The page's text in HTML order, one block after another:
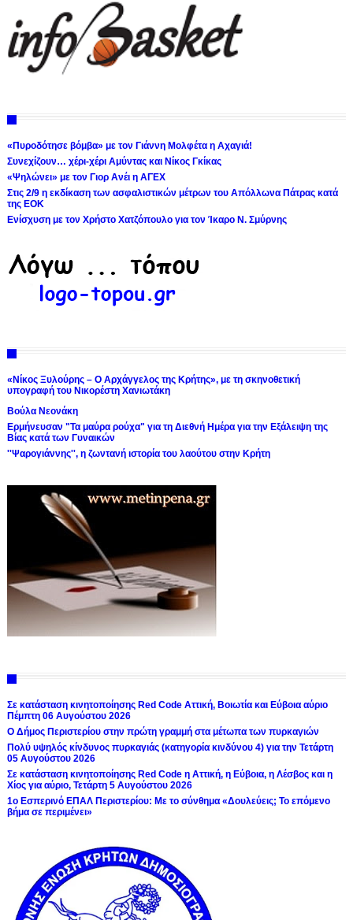
«Πυροδότησε βόμβα» με τον Γιάννη Μολφέτα η Αχαγιά!
Συνεχίζουν… χέρι-χέρι Αμύντας και Νίκος Γκίκας
«Ψηλώνει» με τον Γιορ Ανέι η ΑΓΕΧ
Στις 2/9 η εκδίκαση των ασφαλιστικών μέτρων του Απόλλωνα Πάτρας κατά
της ΕΟΚ
Ενίσχυση με τον Χρήστο Χατζόπουλο για τον Ίκαρο Ν. Σμύρνης
«Νίκος Ξυλούρης – Ο Αρχάγγελος της Κρήτης», με τη σκηνοθετική
υπογραφή του Νικορέστη Χανιωτάκη
Βούλα Νεονάκη
Ερμήνευσαν "Τα μαύρα ρούχα" για τη Διεθνή Ημέρα για την Εξάλειψη της
Βίας κατά των Γυναικών
''Ψαρογιάννης'', η ζωντανή ιστορία του λαούτου στην Κρήτη
Σε κατάσταση κινητοποίησης Red Code Αττική, Βοιωτία και Εύβοια αύριο
Πέμπτη 06 Αυγούστου 2026
Ο Δήμος Περιστερίου στην πρώτη γραμμή στα μέτωπα των πυρκαγιών
Πολύ υψηλός κίνδυνος πυρκαγιάς (κατηγορία κινδύνου 4) για την Τετάρτη
05 Αυγούστου 2026
Σε κατάσταση κινητοποίησης Red Code η Αττική, η Εύβοια, η Λέσβος και η
Χίος για αύριο, Τετάρτη 5 Αυγούστου 2026
1ο Εσπερινό ΕΠΑΛ Περιστερίου: Με το σύνθημα «Δουλεύεις; Το επόμενο
βήμα σε περιμένει»